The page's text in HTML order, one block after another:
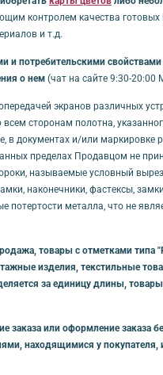
контролем качества
и т.д.
потребительскими
о нем (чат на сайте 9:30-20:00
экранов различных
сторонам полотна,
документах и/или
пределах Продавцом не
называемые условный
наконечники, фастексы,
металла, что не
товары с отметками
изделия, текстильные
за единицу длины,
или оформление заказа
находящимися у